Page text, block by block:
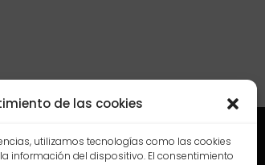
de las cookies
utilizamos tecnologías como las cookies
información del dispositivo. El consentimiento